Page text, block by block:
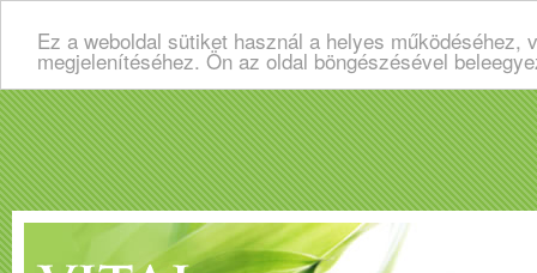
Ez a weboldal sütiket használ a helyes
megjelenítéséhez. Ön az oldal böngészésével